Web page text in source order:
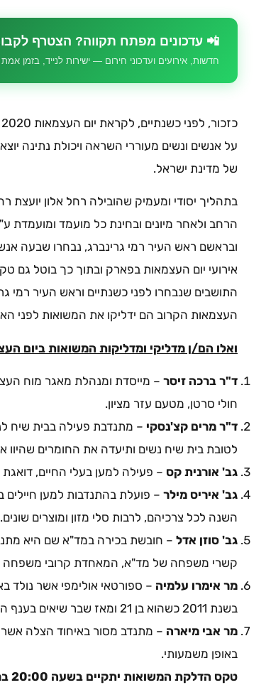
📲 עדכונים מפתח תקווה? הצטרף
חדשות, אירועים ועדכוני חירום — ישירות לנייד, בזמן אמת
על אנשים ונשים מעוררי השראה ויכולת נתינה
של מדינת ישראל.
בתהליך יסודי ומעמיק שהובילה רחל אלון יועצת
הרחב ולאחר מיונים ובחינת כל מועמד ומועמדת
ובראשם ראש העיר רמי גרינברג, נבחרו שבעה
אירועי יום העצמאות בפארק ובתוך כך בוטל
התושבים שנבחרו לפני כשנתיים וראש העיר רמי
העצמאות הקרוב הם ידליקו את המשואות לפני
ואלו הם/ן מדליקי ומדליקות המשואות ביום
ד"ר ברכה זיסר – מייסדת ומנהלת מאגר מוח
חולי סרטן, מטעם עזר מציון.
ד"ר מרים קצ'נסקי – מתנדבת פעילה בבית שיח
לטובת בית שיח נשים ותיעדה את החומרים
גב' אורנית קס – פעילה למען בעלי החיים,
גב' איריס מילר – פועלת בהתנדבות למען חיילים
השנה לכל צרכיהם, לרבות סלי מזון ומוצרים שונים.
גב' סוזן אדל
קשרי משפחה של מד"א, המאחדת קרובי משפחה
מר אימרו עלמיה
בשנת 2011 כשהוא בן 21 ומאז שבר שיאים בענף המרתון. ייצג את ישראל באולימפיאדת טוקיו.
מר אבי מיארה – מתנדב מסור באיחוד הצלה אשר
באופן משמעותי.